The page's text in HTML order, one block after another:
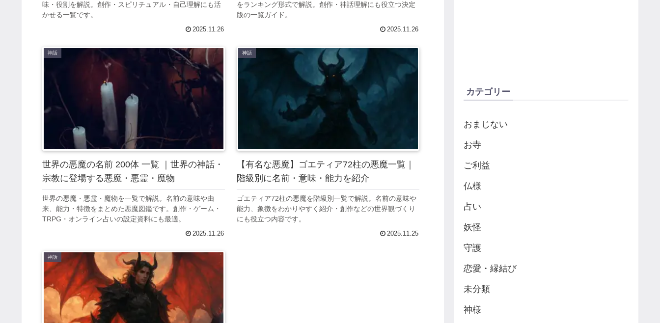
味・役割を解説。創作・スピリチュアル・自己理解にも活
かせる一覧です。
2025.11.26
をランキング形式で解説。創作・神話理解にも役立つ決定
版の一覧ガイド。
2025.11.26
神話
世界の悪魔の名前 200体 一覧 ｜世界の神話・
宗教に登場する悪魔・悪霊・魔物
世界の悪魔・悪霊・魔物を一覧で解説。名前の意味や由
来、能力・特徴をまとめた悪魔図鑑です。創作・ゲーム・
TRPG・オンライン占いの設定資料にも最適。
2025.11.26
神話
【有名な悪魔】ゴエティア72柱の悪魔一覧｜
階級別に名前・意味・能力を紹介
ゴエティア72柱の悪魔を階級別一覧で解説。名前の意味や
能力、象徴をわかりやすく紹介・創作などの世界観づくり
にも役立つ内容です。
2025.11.25
神話
カテゴリー
おまじない
お寺
ご利益
仏様
占い
妖怪
守護
恋愛・縁結び
未分類
神様